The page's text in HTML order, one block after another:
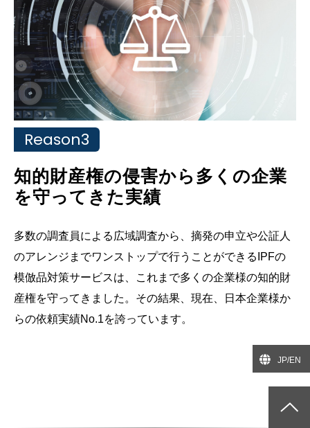
Reason3
知的財産権の侵害から多くの企業
を守ってきた実績
多数の調査員による広域調査から、摘発の申立や公証人
のアレンジまでワンストップで行うことができるIPFの
模倣品対策サービスは、これまで多くの企業様の知的財
産権を守ってきました。その結果、現在、日本企業様か
らの依頼実績No.1を誇っています。
JP/EN